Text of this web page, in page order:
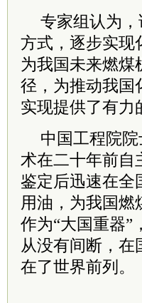
专家组认为
方式，逐步实现
为我国未来燃煤
径，为推动我国
实现提供了有力
中国工程院院
术在二十年前自
鉴定后迅速在全
用油，为我国燃
作为“大国重器”
从没有间断，
在了世界前列。